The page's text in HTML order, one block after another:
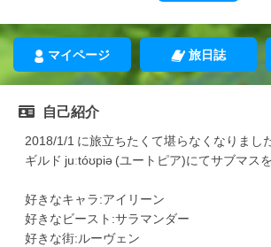
マイページ 旅日誌
自己紹介
2018/1/1 に旅立ちたくて堪らなくなりました
ギルド juːtóʊpiə (ユートピア)にてサブマス
好きなキャラ:アイリーン
好きなビースト:サラマンダー
好きな街:ルーヴェン